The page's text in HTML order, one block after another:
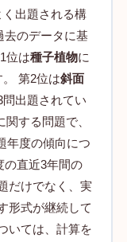
出題される構
去のデータに基
位は種子植物に
第2位は斜面
出題されてい
関する問題で、
年度の傾向につ
の直近3年間の
だけでなく、実
形式が継続して
いては、計算を